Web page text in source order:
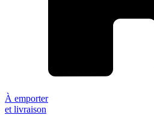
À emporter
et livraison